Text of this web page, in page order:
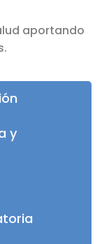
aportando
y